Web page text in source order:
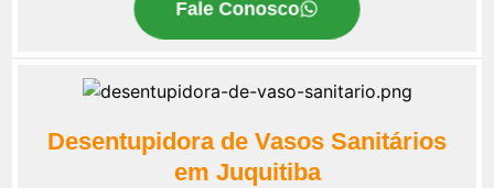
Fale Conosco
Desentupidora de Vasos Sanitários
em Juquitiba